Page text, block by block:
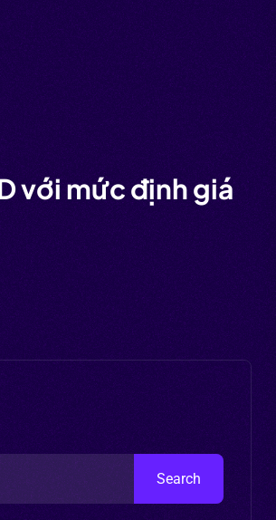
với mức định giá
Search